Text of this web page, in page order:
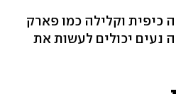
כיפית וקלילה כמו פארק
נעים יכולים לעשות את